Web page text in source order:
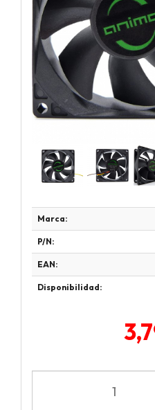
Marca:
P/N:
EAN:
Disponibilidad: